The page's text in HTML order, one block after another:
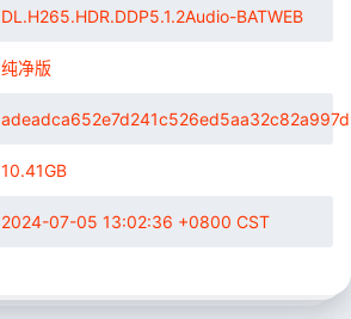
DL.H265.HDR.DDP5.1.2Audio-BATWEB
纯净版
10.41GB
2024-07-05 13:02:36 +0800 CST